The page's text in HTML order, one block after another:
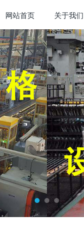
网站首页 关于我们